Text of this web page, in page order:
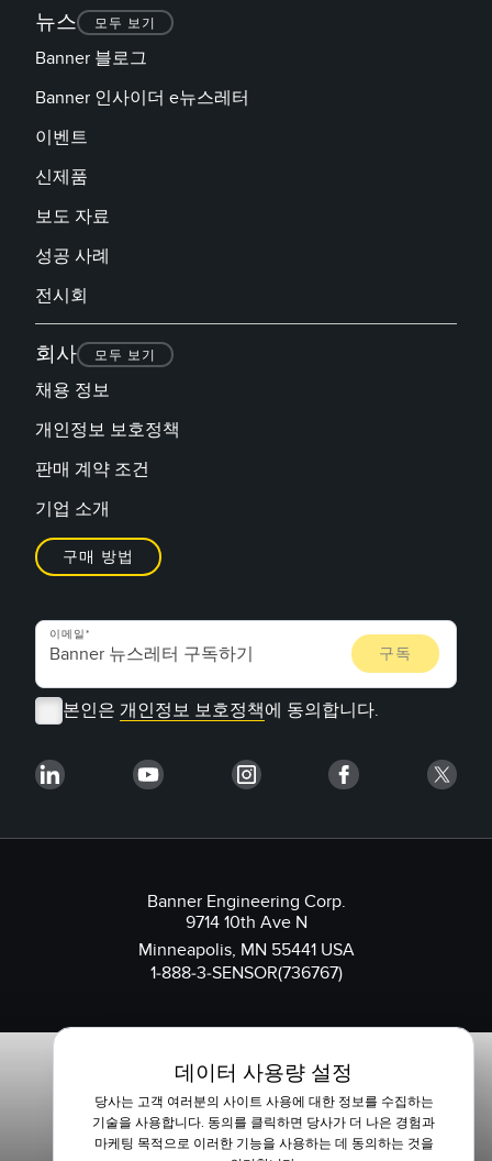
뉴스 모두 보기
Banner 블로그
Banner 인사이더 e뉴스레터
이벤트
신제품
보도 자료
성공 사례
전시회
회사 모두 보기
채용 정보
개인정보 보호정책
판매 계약 조건
기업 소개
구매 방법
이메일
본인은 개인정보 보호정책에 동의합니다.
Banner Engineering Corp.
9714 10th Ave N
Minneapolis, MN 55441 USA
1-888-3-SENSOR(736767)
데이터 사용량 설정
당사는 고객 여러분의 사이트 사용에 대한 정보를 수집하는
기술을 사용합니다. 동의를 클릭하면 당사가 더 나은 경험과
마케팅 목적으로 이러한 기능을 사용하는 데 동의하는 것을